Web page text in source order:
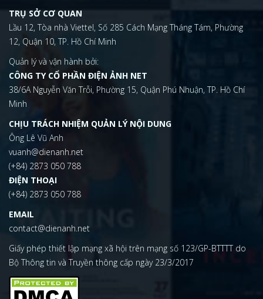
TRỤ SỞ CƠ QUAN
Lầu 12, Tòa nhà Viettel, Số 285 Cách Mạng Tháng Tám, Phường
12, Quận 10, TP. Hồ Chí Minh
Quản lý và vận hành bởi:
CÔNG TY CỔ PHẦN ĐIỆN ẢNH NET
38/6A Nguyễn Văn Trỗi, Phường 15, Quận Phú Nhuận, TP. Hồ Chí
Minh
CHỊU TRÁCH NHIỆM QUẢN LÝ NỘI DUNG
Ông Lê Vũ Anh
vuanh@dienanh.net
(+84) 2873 050 788
ĐIỆN THOẠI
(+84) 2873 050 788
EMAIL
contact@dienanh.net
Giấy phép thiết lập mạng xã hội trên mạng số 123/GP-BTTTT do
Bộ Thông tin và Truyền thông cấp ngày 23/3/2017